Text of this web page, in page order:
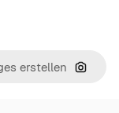
Nach